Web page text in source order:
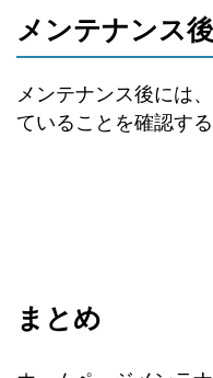
メンテナンス
メンテナンス後には
ていることを確認す
まとめ